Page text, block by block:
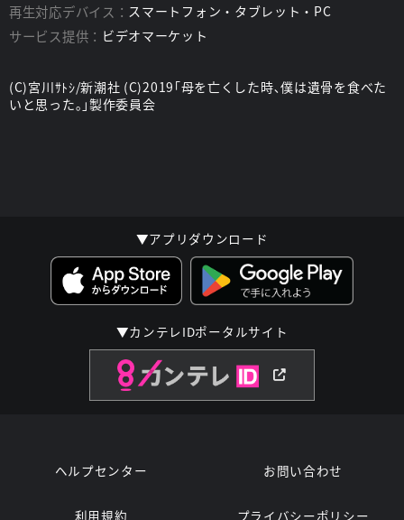
再生対応デバイス： スマートフォン・タブレット・PC
サービス提供： ビデオマーケット
(C)宮川ｻﾄｼ/新潮社 (C)2019｢母を亡くした時､僕は遺骨を食べた
いと思った｡｣製作委員会
▼アプリダウンロード
▼カンテレIDポータルサイト
ヘルプセンター お問い合わせ
利用規約 プライバシーポリシー